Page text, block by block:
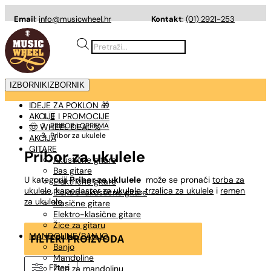
Email:info@musicwheel.hr Kontakt:(01) 2921-253
Products
search
IZBORNIK IZBORNIK
IDEJE ZA POKLON 🎁
AKCIJE I PROMOCIJE
🤠 WHEEL DEAL %
AKCIJA
GITARE
Akustične gitare
Bas gitare
Električne gitare
Elektro-akustične gitare
Klasične gitare
Elektro-klasične gitare
Žice za gitaru
MANDOLINE/BANJO
Banjo
Mandoline
Žice za mandolinu

PRIBOR I OPREMA
Pribor za ukulele
Pribor za ukulele
U kategorijiPribor za uklulele može se pronaćitorba za
ukulele,kapodaster za ukulele,trzalica za ukulele i remen
za ukulele.
FILTERI PROIZVODA
Filteri